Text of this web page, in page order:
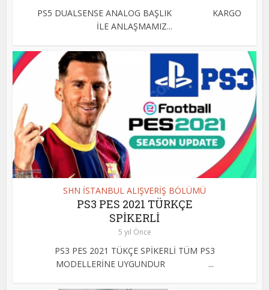
PS5 DUALSENSE ANALOG BAŞLIK KARGO
İLE ANLAŞMAMIZ...
SHN İSTANBUL ALIŞVERİŞ BÖLÜMÜ
PS3 PES 2021 TÜRKÇE
SPİKERLİ
5 yıl Önce
PS3 PES 2021 TÜKÇE SPİKERLİ TÜM PS3
MODELLERİNE UYGUNDUR ...